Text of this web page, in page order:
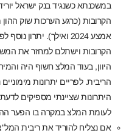
במשכנתא כשנגיד בנק ישראל
הקרובות (כרגע הערכות שוק
אמצע 2024 ואילך). יתרון
הקרובות וישתלם למחזר את
היוון, בעוד המלצ חשוף היה
הריבית. לפריים יתרונות
היתרונות שציינתי מספיקים
לעומת המלצ במקרה בו הפער
אם נצליח להוריד את ריבית